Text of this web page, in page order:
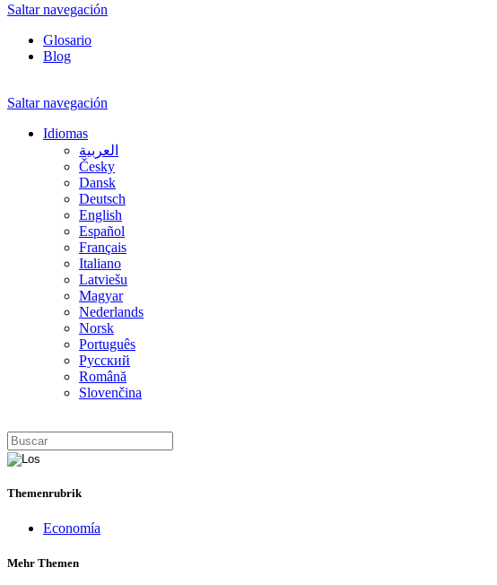
Saltar navegación
Glosario
Blog
Saltar navegación
Idiomas
العربية
Česky
Dansk
Deutsch
English
Español
Français
Italiano
Latviešu
Magyar
Nederlands
Norsk
Português
Русский
Română
Slovenčina
Themenrubrik
Economía
Mehr Themen